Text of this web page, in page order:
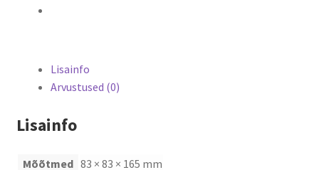
Lisainfo
Arvustused (0)
Lisainfo
Mõõtmed 83 × 83 × 165 mm